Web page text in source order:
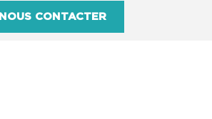
NOUS CONTACTER